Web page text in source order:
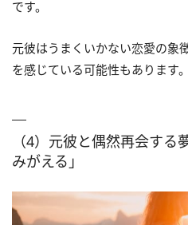
です。
元彼はうまくいかない恋愛の象
を感じている可能性もあります。
（4）元彼と偶然再会する
みがえる」